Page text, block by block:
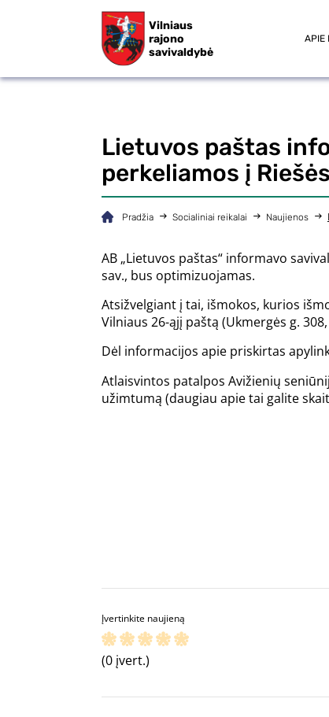
Vilniaus
rajono
savivaldybė
APIE
Lietuvos paštas
perkeliamos į
Pradžia Socialiniai reikalai Naujienos
AB „Lietuvos paštas“ informavo
sav., bus optimizuojamas.
Atsižvelgiant į tai, išmokos, kurios
Vilniaus 26-ąjį paštą (Ukmergės g.
Dėl informacijos apie priskirtas
Atlaisvintos patalpos Avižienių
užimtumą (daugiau apie tai galite
Įvertinkite naujieną
(0 įvert.)